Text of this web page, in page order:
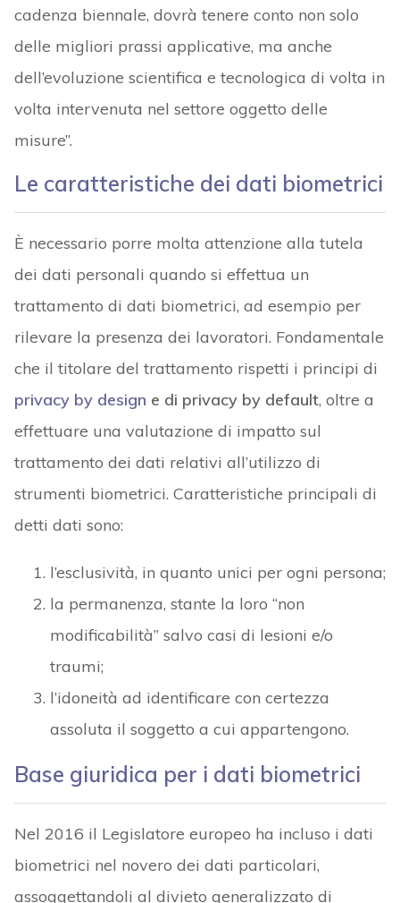
cadenza biennale, dovrà tenere conto non solo
delle migliori prassi applicative, ma anche
dell’evoluzione scientifica e tecnologica di volta in
volta intervenuta nel settore oggetto delle
misure”.
Le caratteristiche dei dati biometrici
È necessario porre molta attenzione alla tutela
dei dati personali quando si effettua un
trattamento di dati biometrici, ad esempio per
rilevare la presenza dei lavoratori. Fondamentale
che il titolare del trattamento rispetti i principi di
privacy by design e di privacy by default, oltre a
effettuare una valutazione di impatto sul
trattamento dei dati relativi all’utilizzo di
strumenti biometrici. Caratteristiche principali di
detti dati sono:
l’esclusività, in quanto unici per ogni persona;
la permanenza, stante la loro “non
modificabilità” salvo casi di lesioni e/o
traumi;
l’idoneità ad identificare con certezza
assoluta il soggetto a cui appartengono.
Base giuridica per i dati biometrici
Nel 2016 il Legislatore europeo ha incluso i dati
biometrici nel novero dei dati particolari,
assoggettandoli al divieto generalizzato di